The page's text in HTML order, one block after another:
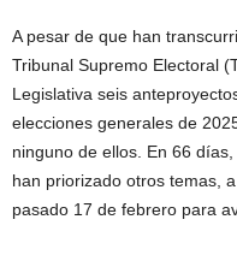
A pesar de que han
Tribunal Supremo Electoral
Legislativa seis
elecciones generales de
ninguno de ellos. En 66
han priorizado otros temas,
pasado 17 de febrero para